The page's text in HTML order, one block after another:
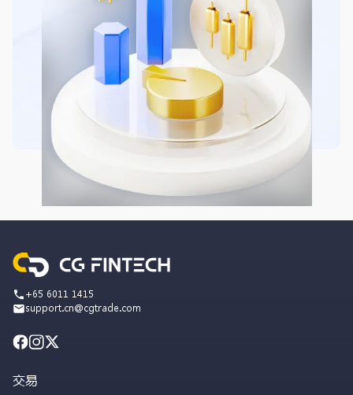
+65 6011 1415
support.cn@cgtrade.com
交易